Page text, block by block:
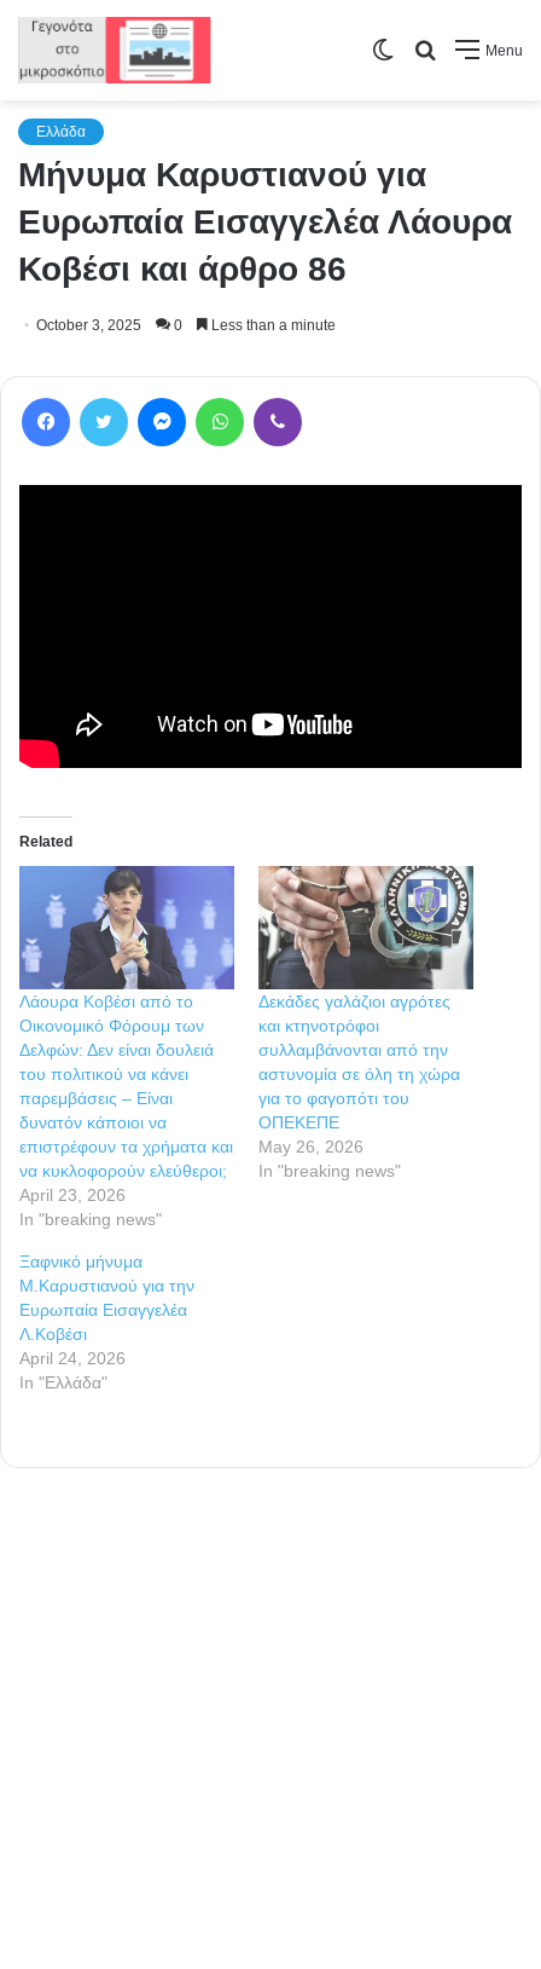
Menu
Search
Switch
Ελλάδα
Μήνυμα Καρυστιανού για
Ευρωπαία Εισαγγελέα Λάουρα
Κοβέσι και άρθρο 86
October 3, 2025 0 Less than a minute
Related
Λάουρα Κοβέσι από το
Οικονομικό Φόρουμ των
Δελφών: Δεν είναι δουλειά
του πολιτικού να κάνει
παρεμβάσεις – Είναι
δυνατόν κάποιοι να
επιστρέφουν τα χρήματα και
να κυκλοφορούν ελεύθεροι;
April 23, 2026
In "breaking news"
Δεκάδες γαλάζιοι αγρότες
και κτηνοτρόφοι
συλλαμβάνονται από την
αστυνομία σε όλη τη χώρα
για το φαγοπότι του
ΟΠΕΚΕΠΕ
May 26, 2026
In "breaking news"
Ξαφνικό μήνυμα
Μ.Καρυστιανού για την
Ευρωπαία Εισαγγελέα
Λ.Κοβέσι
April 24, 2026
In "Ελλάδα"